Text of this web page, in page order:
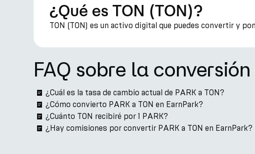
¿Qué es TON (TON)?
TON (TON) es un activo digital que puedes convertir y
FAQ sobre la conversión
¿Cuál es la tasa de cambio actual de PARK a TON?
¿Cómo convierto PARK a TON en EarnPark?
¿Cuánto TON recibiré por 1 PARK?
¿Hay comisiones por convertir PARK a TON en EarnPark?